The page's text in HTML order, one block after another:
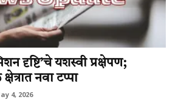
दृष्टि’चे यशस्वी प्रक्षेपण;
नवा टप्पा
4, 2026